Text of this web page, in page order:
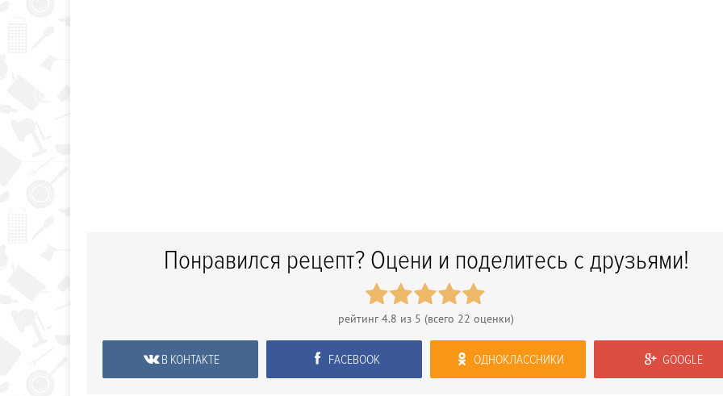
Понравился рецепт? Оцени и поделитесь с друзьями!
рейтинг4.8 из 5 (всего 22 оценки)
В КОНТАКТЕ FACEBOOK ОДНОКЛАССНИКИ GOOGLE